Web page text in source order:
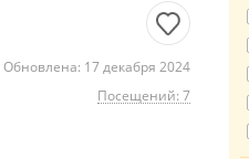
Обновлена: 17 декабря 2024
Посещений: 7